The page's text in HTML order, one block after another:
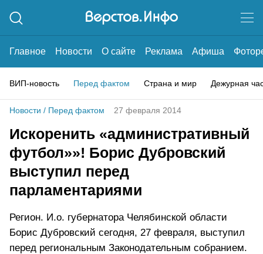
Главное Новости О сайте Реклама Афиша
ВИП-новость Перед фактом Страна и мир Дежурная
Новости / Перед фактом 27 февраля 2014
Искоренить «административный
футбол»»! Борис Дубровский
выступил перед
парламентариями
Регион. И.о. губернатора Челябинской области
Борис Дубровский сегодня, 27 февраля, выступил
перед региональным Законодательным собранием.